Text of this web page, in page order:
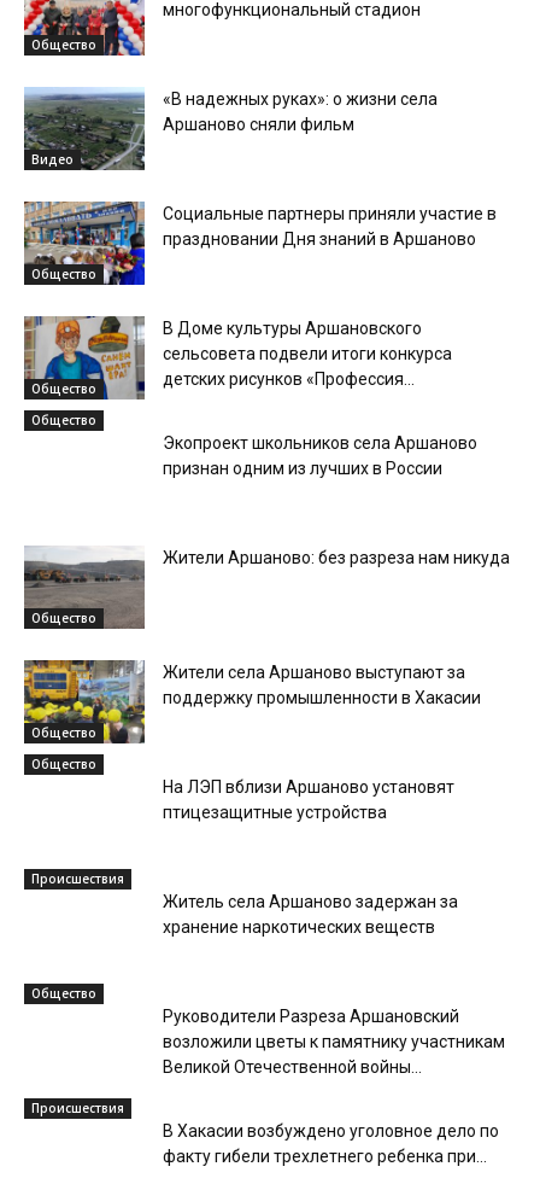
Общество
многофункциональный стадион
Видео
«В надежных руках»: о жизни села
Аршаново сняли фильм
Общество
Социальные партнеры приняли участие в
праздновании Дня знаний в Аршаново
Общество
В Доме культуры Аршановского
сельсовета подвели итоги конкурса
детских рисунков «Профессия...
Общество
Экопроект школьников села Аршаново
признан одним из лучших в России
Общество
Жители Аршаново: без разреза нам никуда
Общество
Жители села Аршаново выступают за
поддержку промышленности в Хакасии
Общество
На ЛЭП вблизи Аршаново установят
птицезащитные устройства
Происшествия
Житель села Аршаново задержан за
хранение наркотических веществ
Общество
Руководители Разреза Аршановский
возложили цветы к памятнику участникам
Великой Отечественной войны...
Происшествия
В Хакасии возбуждено уголовное дело по
факту гибели трехлетнего ребенка при...